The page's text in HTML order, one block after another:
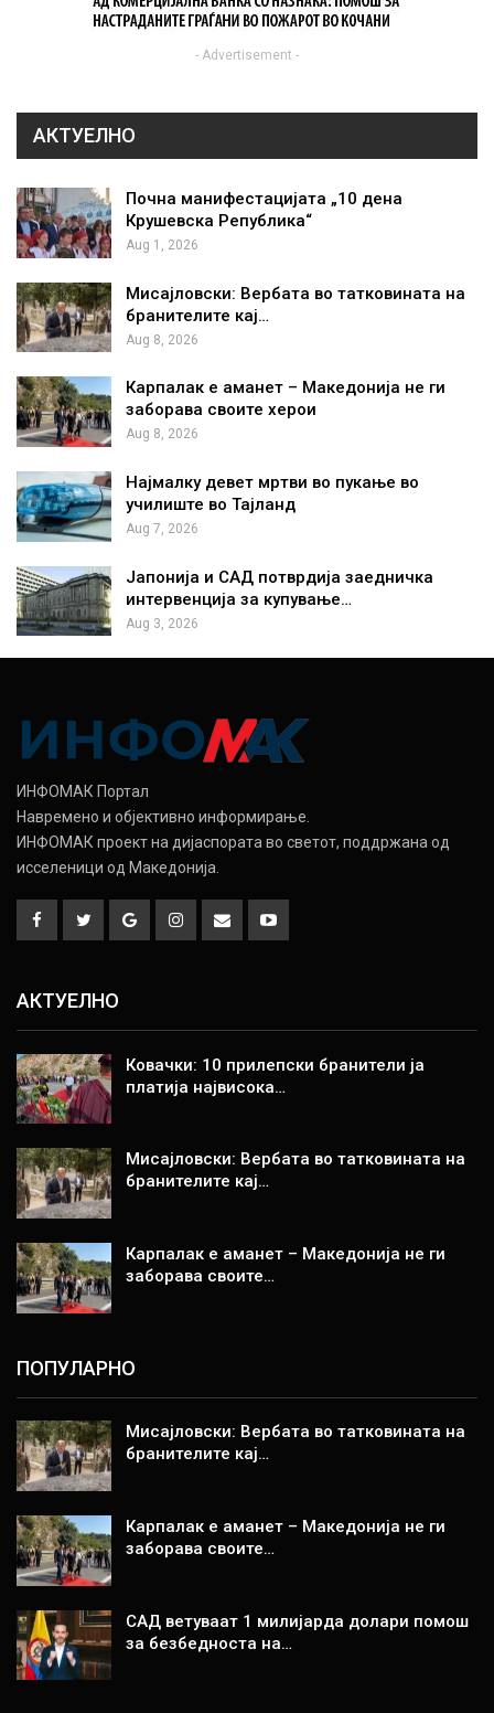
- Advertisement -
АКТУЕЛНО
Почна манифестацијата „10 дена
Крушевска Република“
Aug 1, 2026
Мисајловски: Вербата во татковината на
бранителите кај…
Aug 8, 2026
Карпалак е аманет – Македонија не ги
заборава своите херои
Aug 8, 2026
Најмалку девет мртви во пукање во
училиште во Тајланд
Aug 7, 2026
Јапонија и САД потврдија заедничка
интервенција за купување…
Aug 3, 2026
ИНФОМАК Портал
Навремено и објективно информирање.
ИНФОМАК проект на дијаспората во светот, поддржана од
исселеници од Македонија.
АКТУЕЛНО
Ковачки: 10 прилепски бранители ја
платија највисока…
Мисајловски: Вербата во татковината на
бранителите кај…
Карпалак е аманет – Македонија не ги
заборава своите…
ПОПУЛАРНО
Мисајловски: Вербата во татковината на
бранителите кај…
Карпалак е аманет – Македонија не ги
заборава своите…
САД ветуваат 1 милијарда долари помош
за безбедноста на…